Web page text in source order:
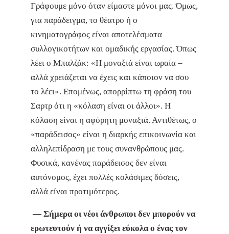
Γράφουμε μόνο όταν είμαστε μόνοι μας. Όμως,
για παράδειγμα, το θέατρο ή ο
κινηματογράφος είναι αποτελέσματα
συλλογικοτήτων και ομαδικής εργασίας. Όπως
λέει ο Μπαλζάκ: «Η μοναξιά είναι ωραία –
αλλά χρειάζεται να έχεις και κάποιον να σου
το λέει». Επομένως, απορρίπτω τη φράση του
Σαρτρ ότι η «κόλαση είναι οι άλλοι». Η
κόλαση είναι η αφόρητη μοναξιά. Αντιθέτως, ο
«παράδεισος» είναι η διαρκής επικοινωνία και
αλληλεπίδραση με τους συνανθρώπους μας.
Φυσικά, κανένας παράδεισος δεν είναι
αυτόνομος, έχει πολλές κολάσιμες δόσεις,
αλλά είναι προτιμότερος.
— Σήμερα οι νέοι άνθρωποι δεν μπορούν να
ερωτευτούν ή να αγγίξει εύκολα ο ένας τον